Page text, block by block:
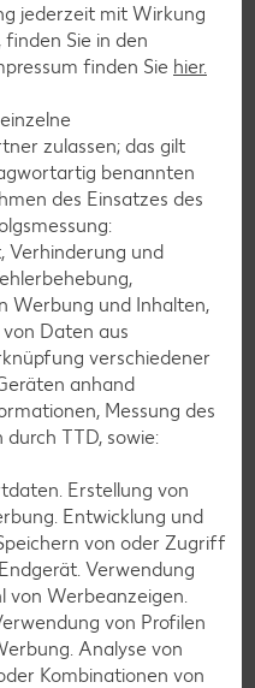
nicht automatisch auf
Ob süß oder herzhaft –
zauberst du dir Gerichte,
jederzeit mit Wirkung
Sie in den
finden Sie hier.
zulassen; das gilt
benannten
des Einsatzes des
Verhinderung und
Werbung und Inhalten,
Daten aus
verschiedener
anhand
Messung des
TTD, sowie:
Erstellung von
Entwicklung und
von oder Zugriff
Verwendung
Werbeanzeigen.
von Profilen
Analyse von
Kombinationen von